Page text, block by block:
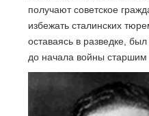
получают советское
избежать сталинских
оставаясь в разведке,
до начала войны старшим